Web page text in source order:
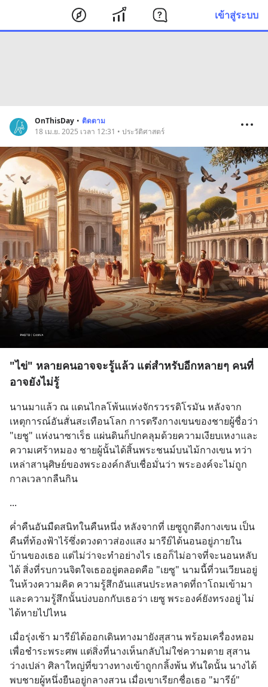
เข้าสู่ระบบ
OnThisDay • ติดตาม
18 เม.ย. 2025 เวลา 12:31 • ประวัติศาสตร์
"ไข่" หลายคนอาจจะรู้แล้ว แต่สำหรับอีกหลายๆ คนที่
อาจยังไม่รู้
นานมาแล้ว ณ แดนไกลโพ้นแห่งจักรวรรดิโรมัน หลังจาก
เหตุการณ์อันสั่นสะเทือนโลก การตรึงกางเขนของชายผู้ชื่อว่า
"เยชู" แห่งนาซาเร็ธ แผ่นดินก็ปกคลุมด้วยความเงียบเหงาและ
ความเศร้าหมอง ชายผู้นั้นได้สิ้นพระชนม์บนไม้กางเขน ทว่า
เหล่าสานุศิษย์ของพระองค์กลับเชื่อมั่นว่า พระองค์จะไม่ถูก
กาลเวลากลืนกิน
...
ค่ำคืนอันมืดสนิทในคืนหนึ่ง หลังจากที่ เยซูถูกตึงกางเขน เป็น
คืนที่ท้องฟ้าไร้ซึ่งดวงดาวส่องแสง มารีย์ได้นอนอยู่ภายใน
บ้านของเธอ แต่ไม่ว่าจะทำอย่างไร เธอก็ไม่อาจที่จะนอนหลับ
ได้ สิ่งที่รบกวนจิตใจเธออยู่ตลอดคือ "เยซู" นามนี้ที่วนเวียนอยู่
ในห้วงความคิด ความรู้สึกอันแสนประหลาดที่ถาโถมเข้ามา
และความรู้สึกนั้นบ่งบอกกับเธอว่า เยซู พระองค์ยังทรงอยู่ ไม่
ได้หายไปไหน
เมื่อรุ่งเช้า มารีย์ได้ออกเดินทางมายังสุสาน พร้อมเครื่องหอม
เพื่อชำระพระศพ แต่สิ่งที่นางเห็นกลับไม่ใช่ความตาย สุสาน
ว่างเปล่า ศิลาใหญ่ที่ขวางทางเข้าถูกกลิ้งพ้น ทันใดนั้น นางได้
พบชายผู้หนึ่งยืนอยู่กลางสวน เมื่อเขาเรียกชื่อเธอ "มารีย์"